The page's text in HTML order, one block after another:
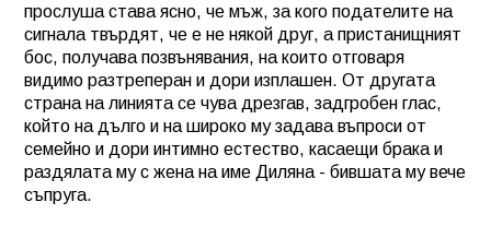
прослуша става ясно, че мъж, за кого подателите на
сигнала твърдят, че е не някой друг, а пристанищният
бос, получава позвънявания, на които отговаря
видимо разтреперан и дори изплашен. От другата
страна на линията се чува дрезгав, задгробен глас,
който на дълго и на широко му задава въпроси от
семейно и дори интимно естество, касаещи брака и
раздялата му с жена на име Диляна - бившата му вече
съпруга.